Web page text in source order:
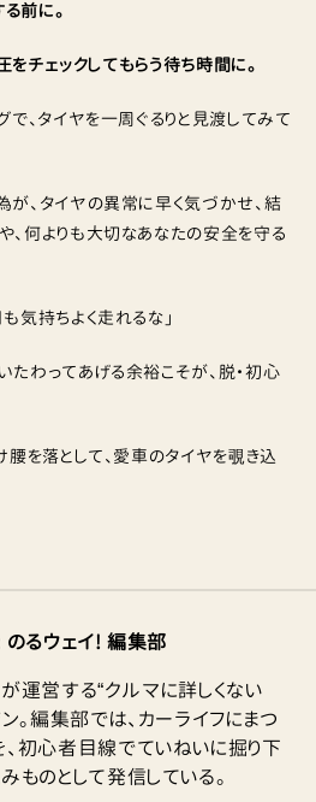
前に。
をチェックしてもらう待ち時間に。
で、タイヤを一周ぐるりと見渡してみて
が、タイヤの異常に早く気づかせ、結
、何よりも大切なあなたの安全を守る
気持ちよく走れるな」
たわってあげる余裕こそが、脱・初心
腰を落として、愛車のタイヤを覗き込
のるウェイ! 編集部
が運営する“クルマに詳しくない
。編集部では、カーライフにまつ
初心者目線でていねいに掘り下
ものとして発信している。